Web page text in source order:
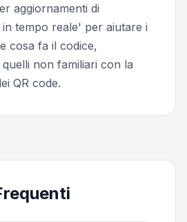
aggiornamenti di
tempo reale' per aiutare i
cosa fa il codice,
non familiari con la
QR code.